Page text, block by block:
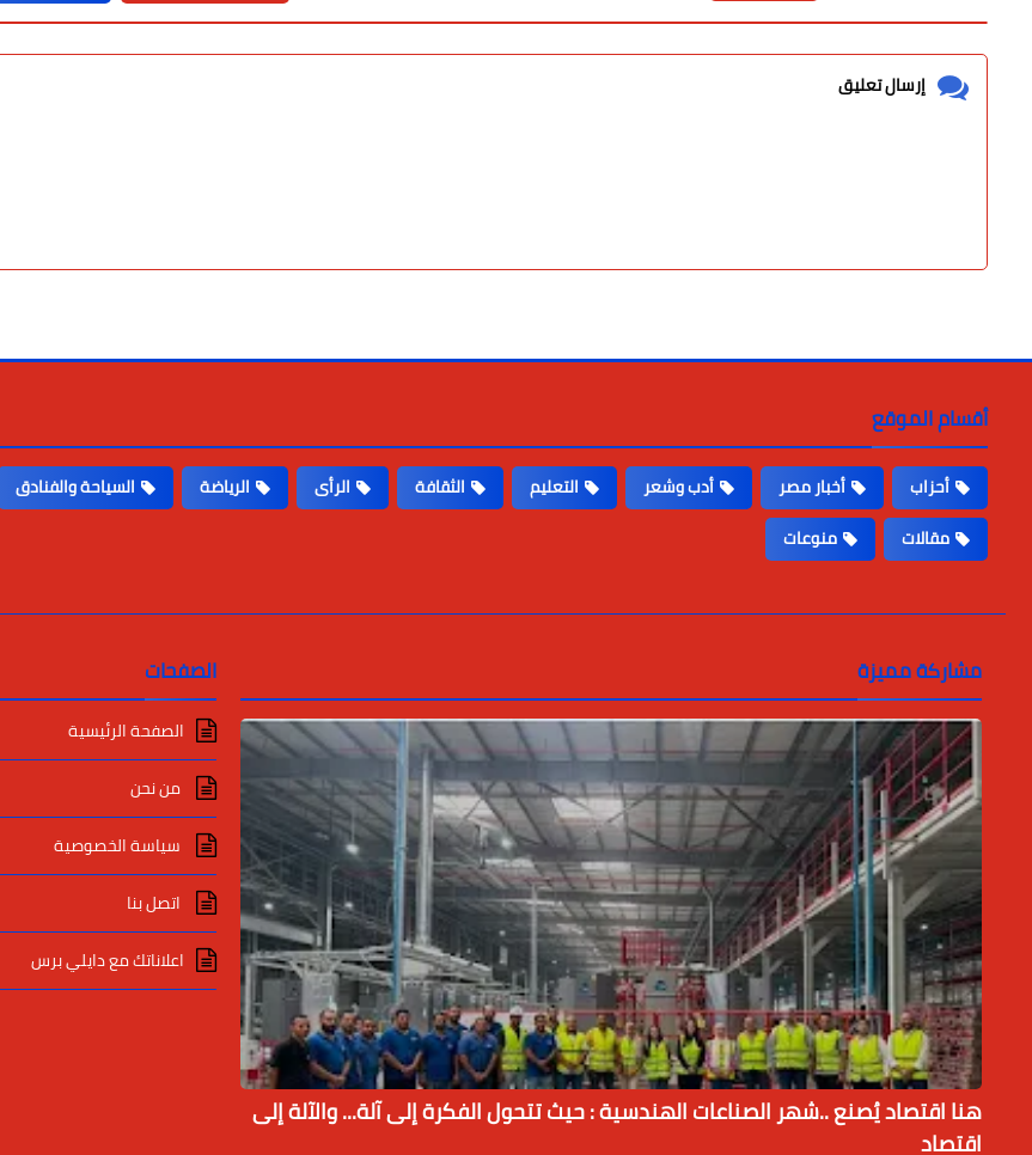
إرسال تعليق
أقسام الموقع
أحزاب أخبار مصر أدب وشعر التعليم الثقافة الرأى الرياضة السياحة والفنادق
مقالات
منوعات
مشاركة مميزة
هنا اقتصاد يُصنع ..شهر الصناعات الهندسية : حيث تتحول الفكرة إلى آلة... والآلة إلى
اقتصاد
الصفحات
الصفحة الرئيسية
من نحن
سياسة الخصوصية
اتصل بنا
اعلاناتك مع دايلي برس